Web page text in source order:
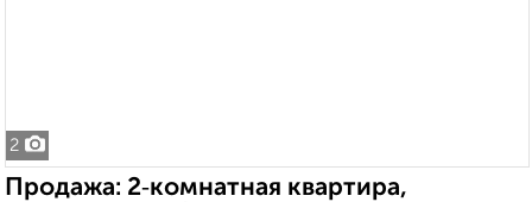
2
Продажа: 2‑комнатная квартира,